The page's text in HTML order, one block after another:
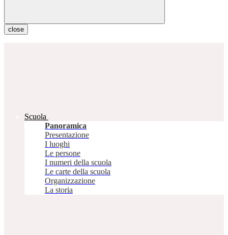
close
Scuola
Panoramica
Presentazione
I luoghi
Le persone
I numeri della scuola
Le carte della scuola
Organizzazione
La storia